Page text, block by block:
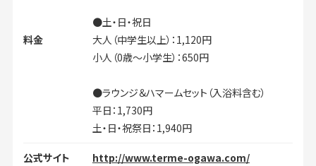
料金
●土・日・祝日
大人（中学生以上）：1,120円
小人（0歳～小学生）：650円
●ラウンジ＆ハマームセット（入浴料含む）
平日：1,730円
土・日・祝祭日：1,940円
公式サイト http://www.terme-ogawa.com/